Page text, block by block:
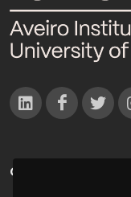
CONTACTOS